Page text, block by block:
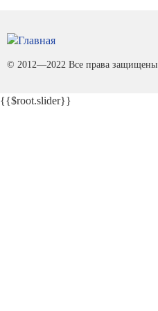
© 2012—2022 Все права защищены
{{$root.slider}}